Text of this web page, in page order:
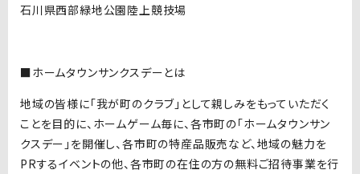
石川県西部緑地公園陸上競技場
■ホームタウンサンクスデーとは
地域の皆様に「我が町のクラブ」として親しみをもっていただく
ことを目的に、ホームゲーム毎に、各市町の「ホームタウンサン
クスデー」を開催し、各市町の特産品販売など、地域の魅力を
PRするイベントの他、各市町の在住の方の無料ご招待事業を行